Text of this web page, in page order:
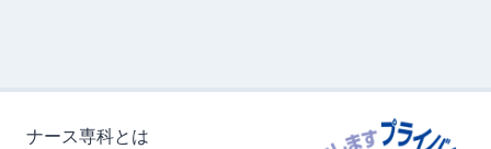
ナース専科とは